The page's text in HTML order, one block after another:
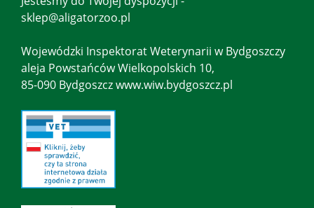
sklep@aligatorzoo.pl
Wojewódzki Inspektorat Weterynarii w Bydgoszczy
aleja Powstańców Wielkopolskich 10,
85-090 Bydgoszcz www.wiw.bydgoszcz.pl